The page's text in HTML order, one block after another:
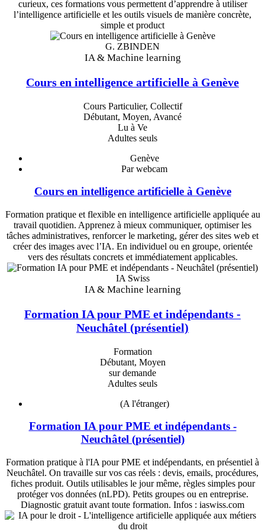
curieux, ces formations vous permettent d’apprendre à utiliser
l’intelligence artificielle et les outils visuels de manière concrète,
simple et product
G. ZBINDEN
IA & Machine learning
Cours en intelligence artificielle à Genève
Cours Particulier, Collectif
Débutant, Moyen, Avancé
Lu à Ve
Adultes seuls
Genève
Par webcam
Cours en intelligence artificielle à Genève
Formation pratique et flexible en intelligence artificielle appliquée au
travail quotidien. Apprenez à mieux communiquer, optimiser les
tâches administratives, renforcer le marketing, gérer des sites web et
créer des images avec l’IA. En individuel ou en groupe, orientée
vers des résultats concrets et immédiatement applicables.
IA Swiss
IA & Machine learning
Formation IA pour PME et indépendants -
Neuchâtel (présentiel)
Formation
Débutant, Moyen
sur demande
Adultes seuls
(A l'étranger)
Formation IA pour PME et indépendants -
Neuchâtel (présentiel)
Formation pratique à l'IA pour PME et indépendants, en présentiel à
Neuchâtel. On travaille sur vos cas réels : devis, emails, procédures,
fiches produit. Outils utilisables le jour même, règles simples pour
protéger vos données (nLPD). Petits groupes ou en entreprise.
Diagnostic gratuit avant toute formation. Infos : iaswiss.com